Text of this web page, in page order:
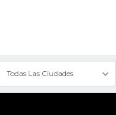
Todas Las Ciudades